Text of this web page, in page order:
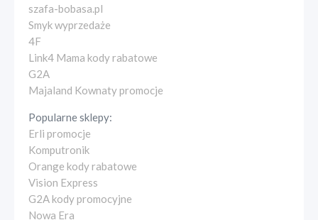
szafa-bobasa.pl
Smyk wyprzedaże
4F
Link4 Mama kody rabatowe
G2A
Majaland Kownaty promocje
Popularne sklepy:
Erli promocje
Komputronik
Orange kody rabatowe
Vision Express
G2A kody promocyjne
Nowa Era